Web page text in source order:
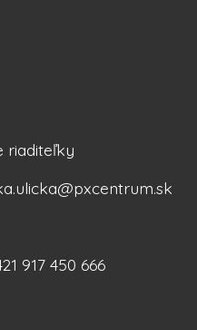
riaditeľky
917 450 666